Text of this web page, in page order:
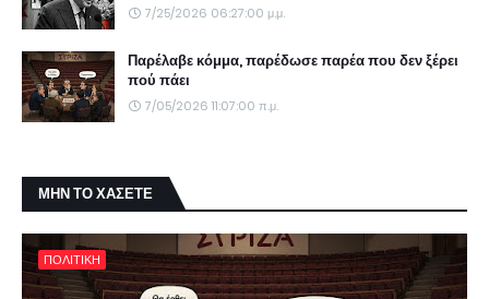
7/25/2026 06:27:00 μ.μ.
Παρέλαβε κόμμα, παρέδωσε παρέα που δεν ξέρει
πού πάει
7/05/2026 11:07:00 π.μ.
ΜΗΝ ΤΟ ΧΑΣΕΤΕ
ΠΟΛΙΤΙΚΗ